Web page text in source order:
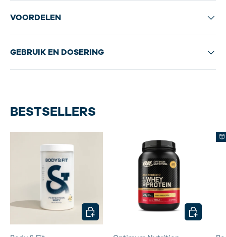
VOORDELEN
GEBRUIK EN DOSERING
BESTSELLERS
KIES MOGELIJKHEDEN KIES